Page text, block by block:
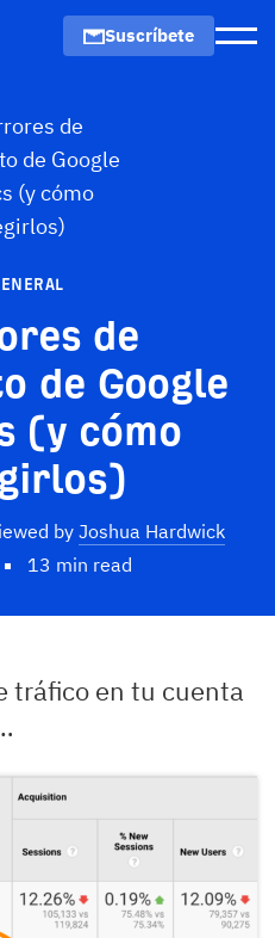
Suscríbete
de
de Google
(y cómo
byJoshua Hardwick
13 min read
tráfico en tu cuenta